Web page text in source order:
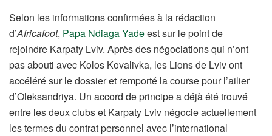
Selon les informations confirmées à la rédaction
d’Africafoot, Papa Ndiaga Yadeest sur le point de
rejoindre Karpaty Lviv. Après des négociations qui n’ont
pas abouti avec Kolos Kovalivka, les Lions de Lviv ont
accéléré sur le dossier et remporté la course pour l’ailier
d’Oleksandriya. Un accord de principe a déjà été trouvé
entre les deux clubs et Karpaty Lviv négocie actuellement
les termes du contrat personnel avec l’international